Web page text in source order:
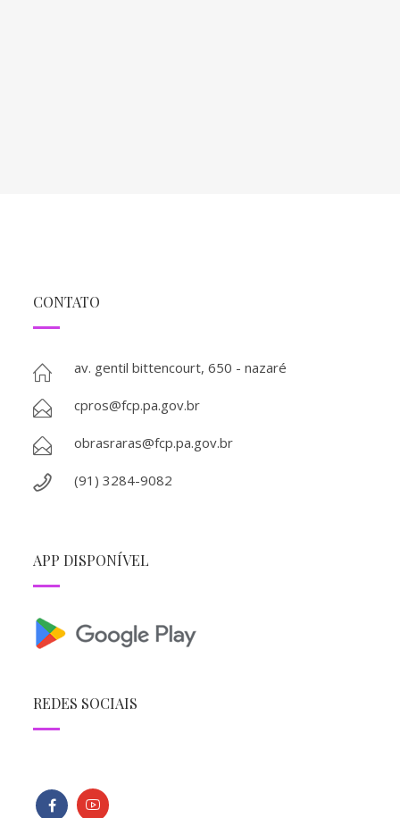
CONTATO
av. gentil bittencourt, 650 - nazaré
cpros@fcp.pa.gov.br
obrasraras@fcp.pa.gov.br
(91) 3284-9082
APP DISPONÍVEL
REDES SOCIAIS